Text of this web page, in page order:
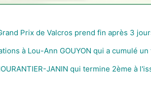
Prix de Valcros prend fin après 3
à Lou-Ann GOUYON qui a cumulé
JANIN qui termine 2ème à